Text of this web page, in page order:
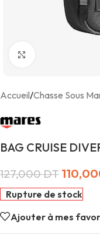
Accueil/Chasse Sous
BAG CRUISE
127,000DT
Rupture de stock
Ajouter à mes